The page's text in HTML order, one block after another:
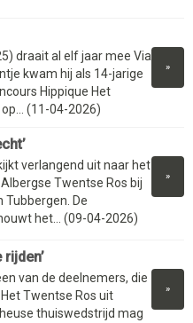
»
draait al elf jaar mee Via
kwam hij als 14-jarige
Hippique Het
(11-04-2026)
»
verlangend uit naar het
Twentse Ros bij
Tubbergen. De
het... (09-04-2026)
»
van de deelnemers, die
Twentse Ros uit
thuiswedstrijd mag